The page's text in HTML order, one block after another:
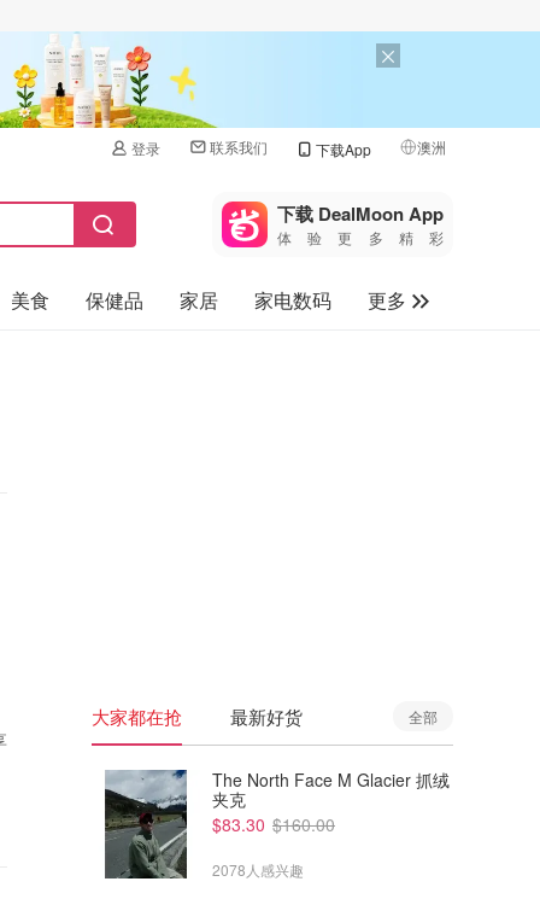
登录 联系我们 下载App 澳洲
🇺🇸
🇨🇳 中国
🇨🇦加拿大
下载 DealMoon App
体验更多精彩
美食 保健品 家居 家电数码
更多
大家都在抢 最新好货 全部
The North Face M Glacier 抓绒
夹克
$83.30 $160.00
2078人感兴趣